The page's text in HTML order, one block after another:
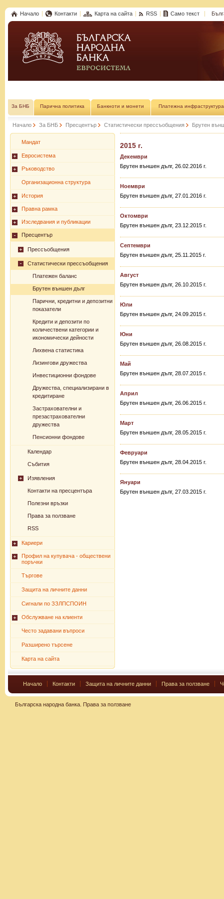
Начало Контакти Карта на сайта RSS Само текст
За БНБ Парична политика Банкноти и монети Платежна инфраструктура
Начало За БНБ Пресцентър Статистически прессъобщения Брутен
Мандат
Евросистема
Ръководство
Организационна структура
История
Правна рамка
Изследвания и публикации
Пресцентър
Прессъобщения
Статистически прессъобщения
Платежен баланс
Брутен външен дълг
Парични, кредитни и депозитни
показатели
Кредити и депозити по
количествени категории и
икономически дейности
Лихвена статистика
Лизингови дружества
Инвестиционни фондове
Дружества, специализирани в
кредитиране
Застрахователни и
презастрахователни
дружества
Пенсионни фондове
Календар
Събития
Изявления
Контакти на пресцентъра
Полезни връзки
Права за ползване
RSS
Кариери
Профил на купувача - обществени
поръчки
Търгове
Защита на личните данни
Сигнали по ЗЗЛПСПОИН
Обслужване на клиенти
Често задавани въпроси
Разширено търсене
Карта на сайта
2015 г.
Декември
Брутен външен дълг, 26.02.2016 г.
Ноември
Брутен външен дълг, 27.01.2016 г.
Октомври
Брутен външен дълг, 23.12.2015 г.
Септември
Брутен външен дълг, 25.11.2015 г.
Август
Брутен външен дълг, 26.10.2015 г.
Юли
Брутен външен дълг, 24.09.2015 г.
Юни
Брутен външен дълг, 26.08.2015 г.
Май
Брутен външен дълг, 28.07.2015 г.
Април
Брутен външен дълг, 26.06.2015 г.
Март
Брутен външен дълг, 28.05.2015 г.
Февруари
Брутен външен дълг, 28.04.2015 г.
Януари
Брутен външен дълг, 27.03.2015 г.
Начало Контакти Защита на личните данни Права за ползване
Българска народна банка. Права за ползване